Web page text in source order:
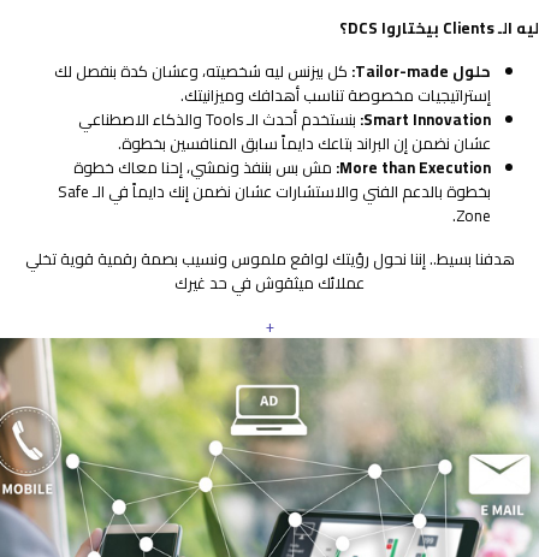
ليه الـ Clients بيختاروا DCS؟
حلول Tailor-made:
كل بيزنس ليه شخصيته، وعشان كدة بنفصل لك
إستراتيجيات مخصوصة تناسب أهدافك وميزانيتك.
Smart Innovation:
بنستخدم أحدث الـ Tools والذكاء الاصطناعي
عشان نضمن إن البراند بتاعك دايماً سابق المنافسين بخطوة.
More than Execution: مش بس بننفذ ونمشي، إحنا معاك خطوة
بخطوة بالدعم الفني والاستشارات عشان نضمن إنك دايماً في الـ Safe
Zone.
هدفنا بسيط.. إننا نحول رؤيتك لواقع ملموس ونسيب بصمة رقمية قوية تخلي
عملائك ميثقوش في حد غيرك
+